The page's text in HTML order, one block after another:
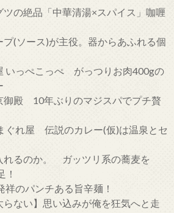
の絶品「中華清湯×スパイス」咖喱
(ソース)が主役。器からあふれる個
いっぺこっぺ がっつりお肉400gの
御殿 10年ぶりのマジスパでプチ贅
ぐれ屋 伝説のカレー(仮)は温泉とセ
れるのか。 ガッツリ系の蕎麦を
！
のパンチある旨辛麺！
ない】思い込みが俺を狂気へと走